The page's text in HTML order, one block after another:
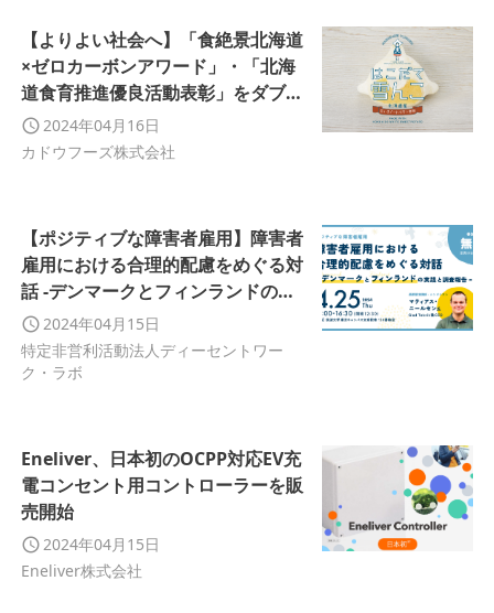
【よりよい社会へ】「食絶景北海道
×ゼロカーボンアワード」・「北海
道食育推進優良活動表彰」をダブル
受賞2024年04月16日
カドウフーズ株式会社
【ポジティブな障害者雇用】障害者
雇用における合理的配慮をめぐる対
話 -デンマークとフィンランドの実
践と調査報告-
2024年04月15日
特定非営利活動法人ディーセントワー
ク・ラボ
Eneliver、日本初のOCPP対応EV充
電コンセント用コントローラーを販
売開始
2024年04月15日
Eneliver株式会社